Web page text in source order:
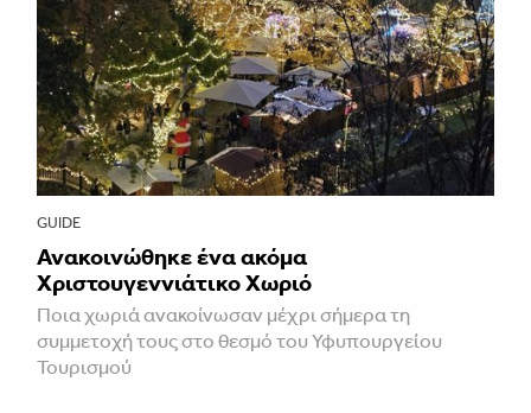
GUIDE
Ανακοινώθηκε ένα ακόμα
Χριστουγεννιάτικο Χωριό
Ποια χωριά ανακοίνωσαν μέχρι σήμερα τη
συμμετοχή τους στο θεσμό του Υφυπουργείου
Τουρισμού